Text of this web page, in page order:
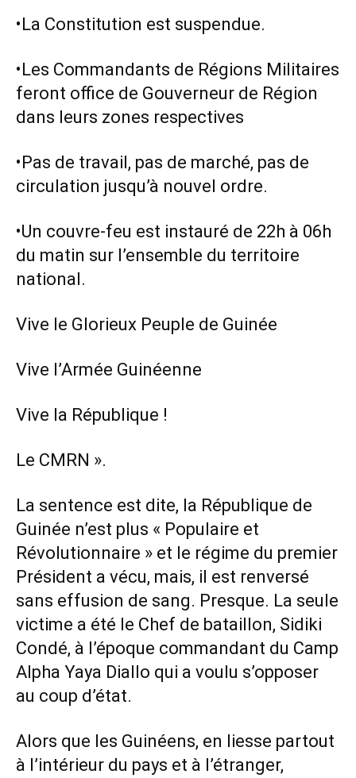
•La Constitution est suspendue.
•Les Commandants de Régions Militaires
feront office de Gouverneur de Région
dans leurs zones respectives
•Pas de travail, pas de marché, pas de
circulation jusqu’à nouvel ordre.
•Un couvre-feu est instauré de 22h à 06h
du matin sur l’ensemble du territoire
national.
Vive le Glorieux Peuple de Guinée
Vive l’Armée Guinéenne
Vive la République !
Le CMRN ».
La sentence est dite, la République de
Guinée n’est plus « Populaire et
Révolutionnaire » et le régime du premier
Président a vécu, mais, il est renversé
sans effusion de sang. Presque. La seule
victime a été le Chef de bataillon, Sidiki
Condé, à l’époque commandant du Camp
Alpha Yaya Diallo qui a voulu s’opposer
au coup d’état.
Alors que les Guinéens, en liesse partout
à l’intérieur du pays et à l’étranger,